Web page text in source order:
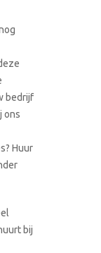
bedrijf
ons
Huur
bij